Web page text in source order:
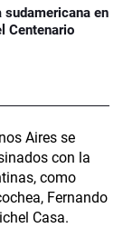
sudamericana en
Centenario
Aires se
con la
como
Fernando
Casa.